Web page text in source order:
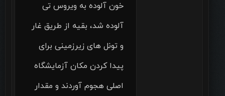
خون آلوده به ویروس تی
آلوده شد، بقیه از طریق غار
و تونل های زیرزمینی برای
پیدا کردن مکان آزمایشگاه
اصلی هجوم آوردند و مقدار